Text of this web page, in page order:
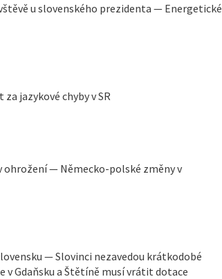
u slovenského prezidenta — Energetické
jazykové chyby v SR
ohrožení — Německo-polské změny v
— Slovinci nezavedou krátkodobé
Gdaňsku a Štětíně musí vrátit dotace